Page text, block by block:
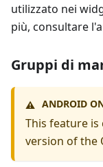
utilizzato nei
più, consultare
Gruppi di
⚠️ ANDROID
This feature
version of the